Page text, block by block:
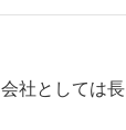
社としては